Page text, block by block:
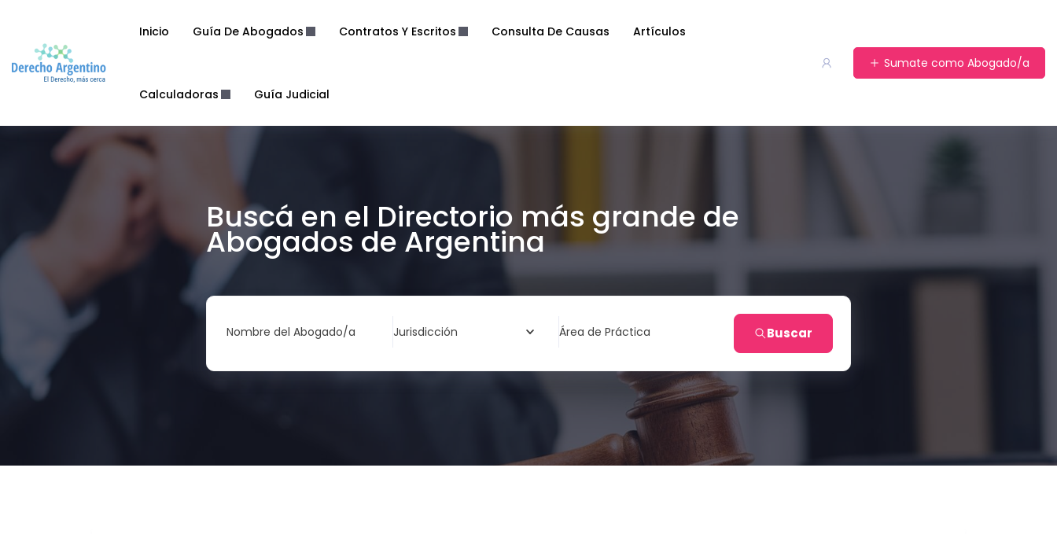
Inicio Guía De Abogados Contratos Y Escritos Consulta De Causas Artículos
Calculadoras Guía Judicial
Sumate como Abogado/a
Buscá en el Directorio más grande de
Abogados de Argentina
Nombre del Abogado/a Jurisdicción Área de Práctica Buscar